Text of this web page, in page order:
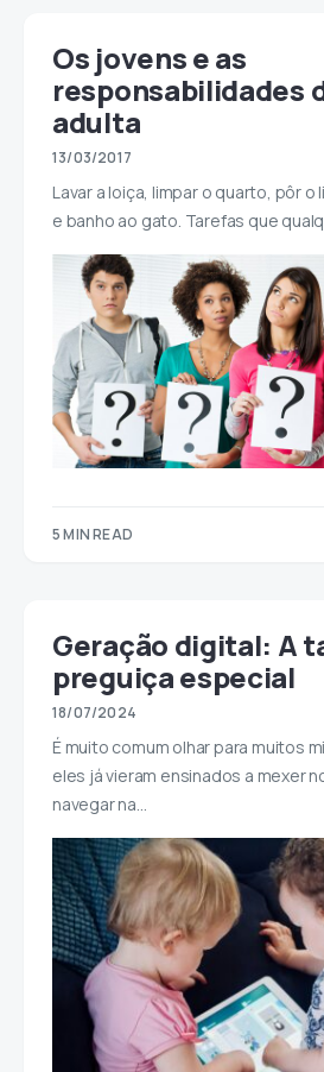
Os jovens e as
responsabilidades
adulta
13/03/2017
Lavar a loiça, limpar o quarto, pôr o
e banho ao gato. Tarefas que
5 MIN READ
Geração digital: A
preguiça especial
18/07/2024
É muito comum olhar para muitos
eles já vieram ensinados a mexer
navegar na…